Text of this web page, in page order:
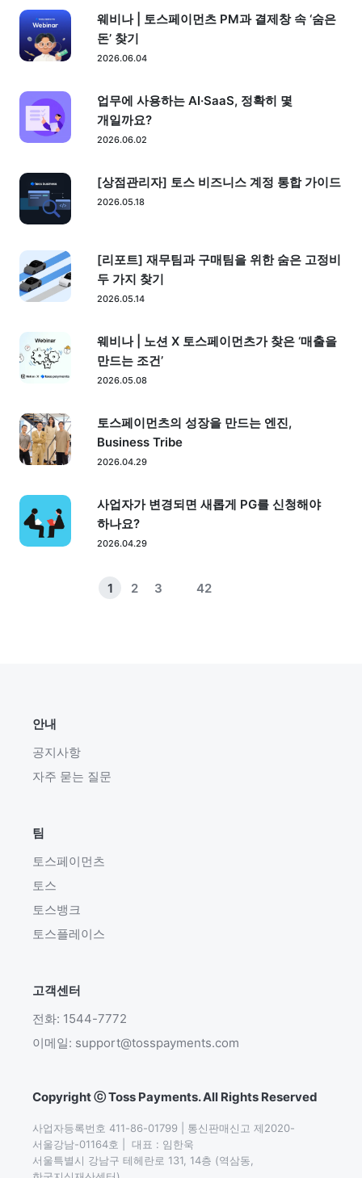
웨비나 | 토스페이먼츠 PM과 결제창 속 ‘숨은
돈’ 찾기
2026.06.04
업무에 사용하는 AI·SaaS, 정확히 몇
개일까요?
2026.06.02
[상점관리자] 토스 비즈니스 계정 통합 가이드
2026.05.18
[리포트] 재무팀과 구매팀을 위한 숨은 고정비
두 가지 찾기
2026.05.14
웨비나 | 노션 X 토스페이먼츠가 찾은 ‘매출을
만드는 조건’
2026.05.08
토스페이먼츠의 성장을 만드는 엔진,
Business Tribe
2026.04.29
사업자가 변경되면 새롭게 PG를 신청해야
하나요?
2026.04.29
1 2 3 42
안내
공지사항
자주 묻는 질문
팀
토스페이먼츠
토스
토스뱅크
토스플레이스
고객센터
전화: 1544-7772
이메일: support@tosspayments.com
Copyright ⓒ Toss Payments. All Rights Reserved
사업자등록번호 411-86-01799 | 통신판매신고 제2020-
서울강남-01164호 |  대표 : 임한욱
서울특별시 강남구 테헤란로 131, 14층 (역삼동,